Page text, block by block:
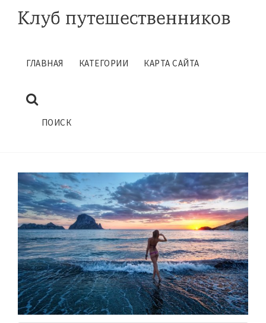
ГЛАВНАЯ КАТЕГОРИИ КАРТА САЙТА
ПОИСК
ЛУЧШИЙ ОТДЫХ